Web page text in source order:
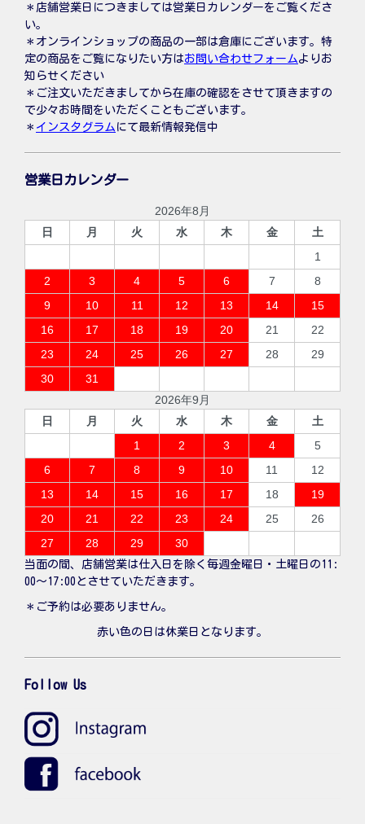
＊店舗営業日につきましては営業日カレンダーをご覧くださ
い。
＊オンラインショップの商品の一部は倉庫にございます。特
定の商品をご覧になりたい方はお問い合わせフォームよりお
知らせください
＊ご注文いただきましてから在庫の確認をさせて頂きますの
で少々お時間をいただくこともございます。
＊ インスタグラム にて最新情報発信中
営業日カレンダー
2026年8月
日
月 火 水 木 金
土
1
2
3 4 5 6 7
8
9
10 11 12 13 14
15
16
17 18 19 20 21
22
23
24 25 26 27 28
29
30
31
2026年9月
日
月 火 水 木 金
土
1
2 3 4
5
6
7 8 9 10 11
12
13
14 15 16 17 18
19
20
21 22 23 24 25
26
27
28 29 30
当面の間、店舗営業は仕入日を除く毎週金曜日・土曜日の11:
00〜17:00とさせていただきます。
＊ご予約は必要ありません。
赤い色の日は休業日となります。
Follow Us